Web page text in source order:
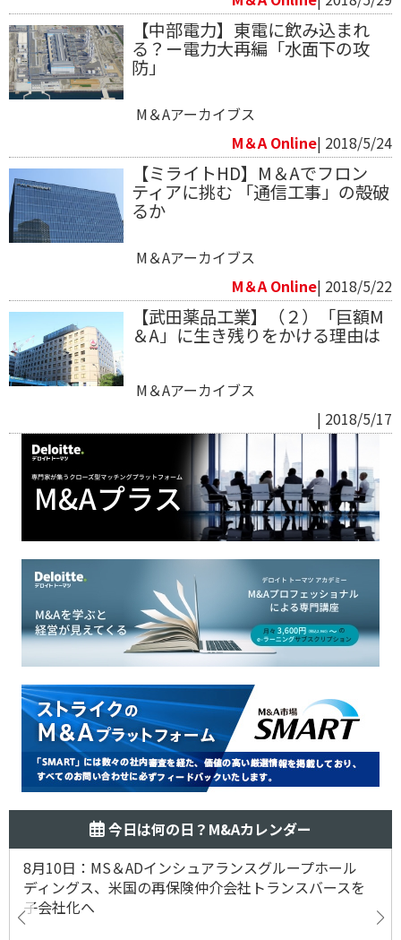
【中部電力】東電に飲み込まれ
る？ー電力大再編「水面下の攻
防」
M＆Aアーカイブス
M＆A Online| 2018/5/24
【ミライトHD】M＆Aでフロン
ティアに挑む 「通信工事」の殻破
るか
M＆Aアーカイブス
M＆A Online| 2018/5/22
【武田薬品工業】（２）「巨額M
＆A」に生き残りをかける理由は
M＆Aアーカイブス
| 2018/5/17
今日は何の日？M&Aカレンダー
8月10日：MS＆ADインシュアランスグループホール
ディングス、米国の再保険仲介会社トランスバースを
子会社化へ